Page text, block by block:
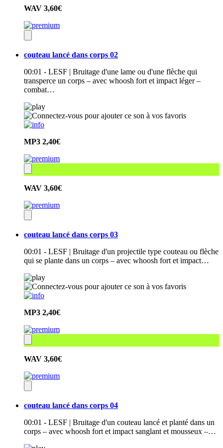
WAV 3,60€
couteau lancé dans corps 02
00:01 - LESF | Bruitage d'une lame ou d'une flèche qui
transperce un corps – avec whoosh fort et impact léger –
combat…
MP3 2,40€
WAV 3,60€
couteau lancé dans corps 03
00:01 - LESF | Bruitage d'un projectile type couteau ou flèche
qui se plante dans un corps – avec whoosh fort et impact…
MP3 2,40€
WAV 3,60€
couteau lancé dans corps 04
00:01 - LESF | Bruitage d'un couteau lancé et planté dans un
corps – avec whoosh fort et impact sanglant et mousseux –…